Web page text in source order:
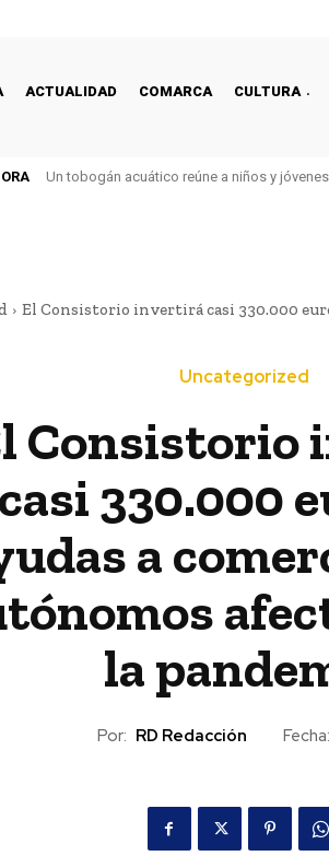
ACTUALIDAD COMARCA CULTURA
Un tobogán acuático reúne a niños y
El Consistorio invertirá casi 330.000
Uncategorized
Consistorio
330.000
a
la
Por: RD Redacción Fecha: